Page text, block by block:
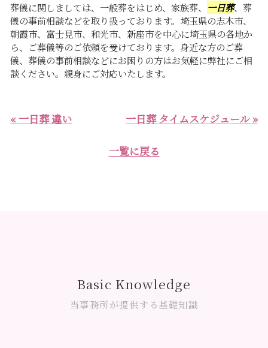
葬儀に関しましては、一般葬をはじめ、家族葬、 一日葬、葬
儀の事前相談などを取り扱っております。埼玉県の志木市、
朝霞市、富士見市、和光市、新座市を中心に埼玉県の各地か
ら、ご葬儀等のご依頼を受けております。身近な方のご葬
儀、葬儀の事前相談などにお困りの方はお気軽に弊社にご相
談ください。親身にご対応いたします。
« 一日葬 違い 一日葬 タイムスケジュール »
一覧に戻る
Basic Knowledge
当事務所が提供する基礎知識